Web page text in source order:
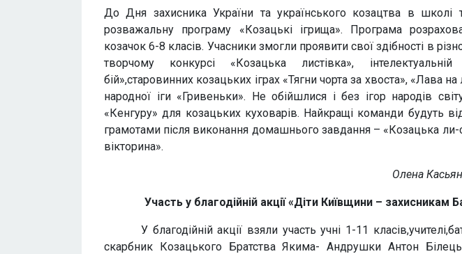
До Дня захисника України та українського козацтва в школі
розважальну програму «Козацькі ігрища». Програма
козачок 6-8 класів. Учасники змогли проявити свої здібності в
творчому конкурсі «Козацька листівка»,
бій»,старовинних козацьких іграх «Тягни чорта за хвоста», «Лава
народної іги «Гривеньки». Не обійшлися і без ігор народів
«Кенгуру» для козацьких куховарів. Найкращі команди будуть
грамотами після виконання домашнього завдання – «Козацька ли-
вікторина».
Олена
Участь у благодійній акції «Діти Київщини – захисникам
У благодійній акції взяли участь учні 1-11
скарбник Козацького Братства Якима- Андрушки Антон